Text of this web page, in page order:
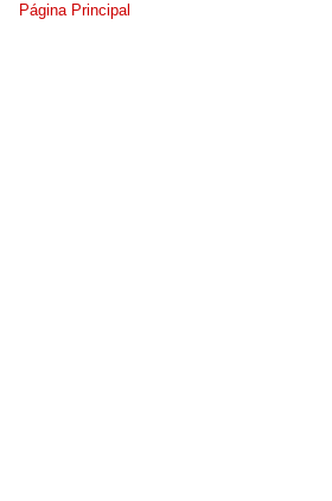
Página Principal